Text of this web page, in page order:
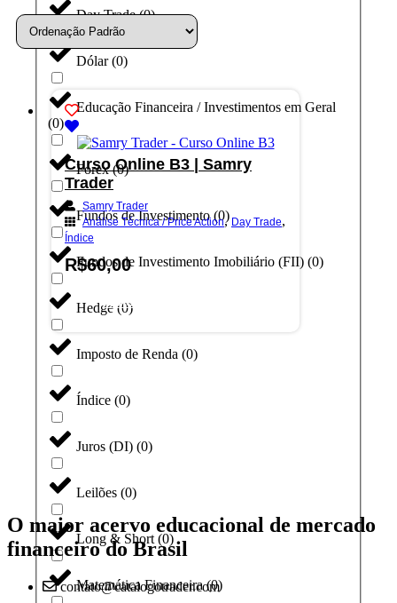
Day Trade(0)
Dólar(0)
Educação Financeira / Investimentos em Geral
(0)
Forex(0)
Fundos de Investimento(0)
Fundos de Investimento Imobiliário (FII) (0)
Hedge (0)
Imposto de Renda (0)
Índice (0)
Juros (DI) (0)
Leilões (0)
Long & Short(0)
Matemática Financeira(0)
Curso Online B3 | Samry
Trader
Samry Trader
Análise Técnica / Price Action, Day Trade,
Índice
R$60,00
Adicionar ao carrinho
O maior acervo educacional de mercado
financeiro do Brasil
contato@catalogotrader.com